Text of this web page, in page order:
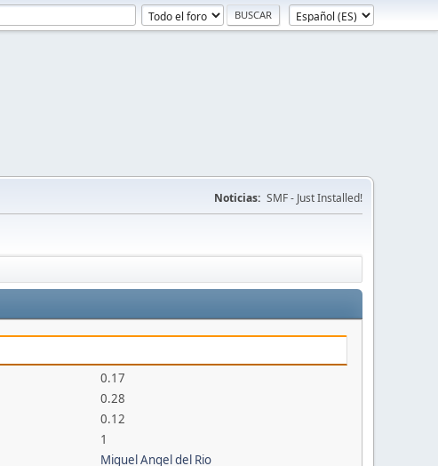
Noticias: SMF - Just Installed!
0.17
0.28
0.12
1
Miguel Angel del Rio